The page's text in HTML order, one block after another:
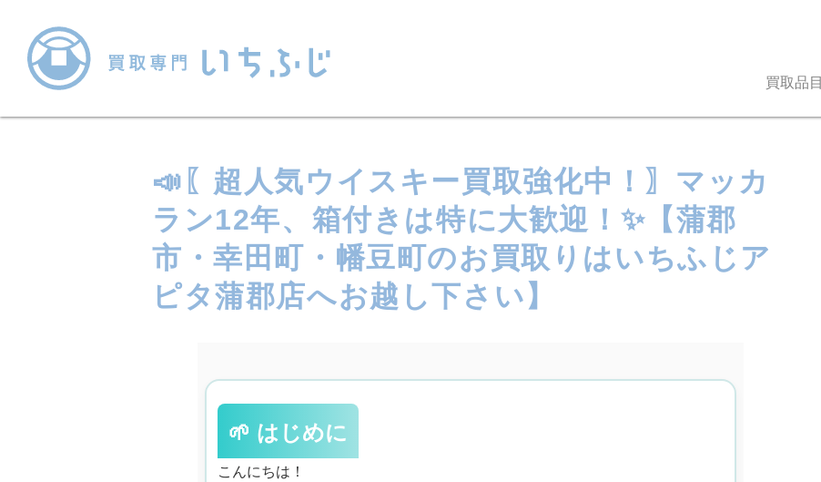
買取品目
📣〖超人気ウイスキー買取強化中！〗マッカ
ラン12年、箱付きは特に大歓迎！✨【蒲郡
市・幸田町・幡豆町のお買取りはいちふじア
ピタ蒲郡店へお越し下さい】
🌱 はじめに
こんにちは！